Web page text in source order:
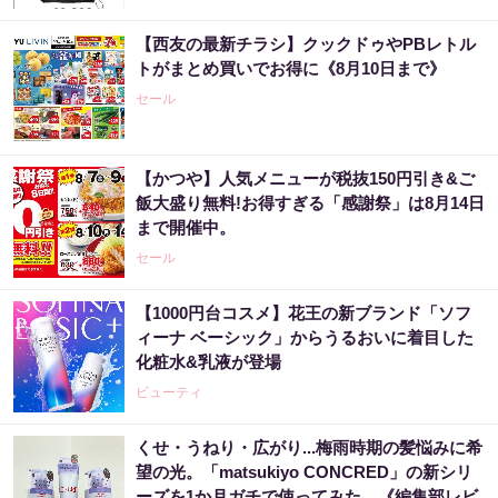
【西友の最新チラシ】クックドゥやPBレトル
トがまとめ買いでお得に《8月10日まで》
セール
【かつや】人気メニューが税抜150円引き&ご
飯大盛り無料!お得すぎる「感謝祭」は8月14日
まで開催中。
セール
【1000円台コスメ】花王の新ブランド「ソフ
ィーナ ベーシック」からうるおいに着目した
化粧水&乳液が登場
ビューティ
くせ・うねり・広がり...梅雨時期の髪悩みに希
望の光。「matsukiyo CONCRED」の新シリ